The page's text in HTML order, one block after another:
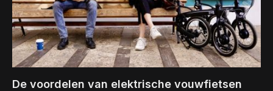
De voordelen van elektrische vouwfietsen